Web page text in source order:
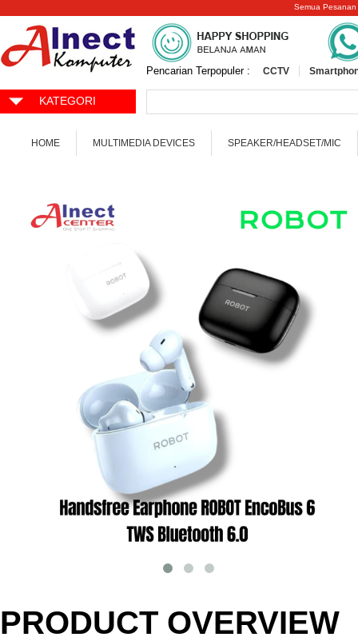
Semua Pesanan
Pencarian Terpopuler : CCTV
KATEGORI
HOME MULTIMEDIA DEVICES SPEAKER/HEADSET/MIC
PRODUCT OVERVIEW